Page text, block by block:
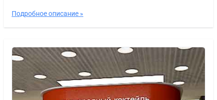
Подробное описание »